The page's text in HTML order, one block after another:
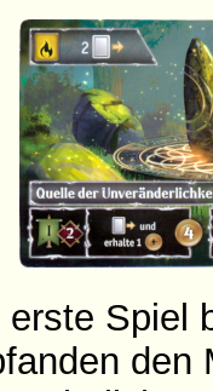
erste Spiel
den